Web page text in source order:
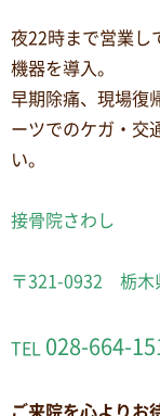
夜22時まで営業し
機器を導入。
早期除痛、現場復
ーツでのケガ・交
い。
接骨院さわし
〒321-0932 栃木
TEL 028-664-
ご来院を心よりお